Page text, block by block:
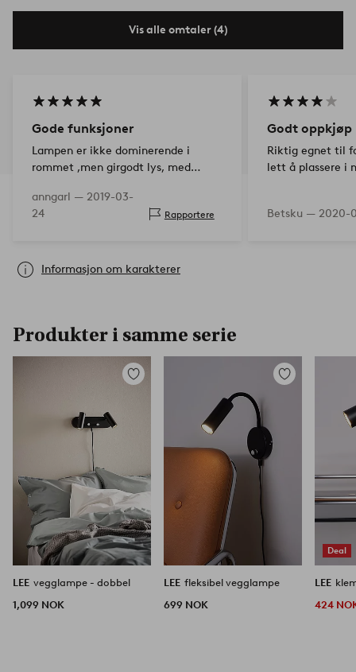
Vis alle omtaler (4)
Gode funksjoner
Lampen er ikke dominerende i
rommet ,men girgodt lys, med
anngarl — 2019-03-
24
Rapportere
Godt oppkjøp
Riktig egnet til
lett å plassere i
Betsku — 2020-
Informasjon om karakterer
Produkter i samme serie
Legg
LEE vegglampe - dobbel
1,099 NOK
Legg
LEE fleksibel vegglampe
699 NOK
Deal
LEE
424